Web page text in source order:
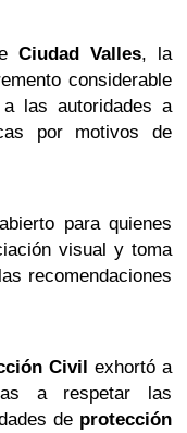
Ciudad Valles, la
considerable
las autoridades a
por motivos de
para quienes
visual y toma
recomendaciones
Civil exhortó a
a respetar las
de protección